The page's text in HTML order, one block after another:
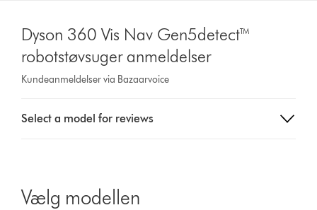
Dyson 360 Vis Nav Gen5detect™
robotstøvsuger anmeldelser
Kundeanmeldelser via Bazaarvoice
a
to
Select a model for reviews
Vælg modellen